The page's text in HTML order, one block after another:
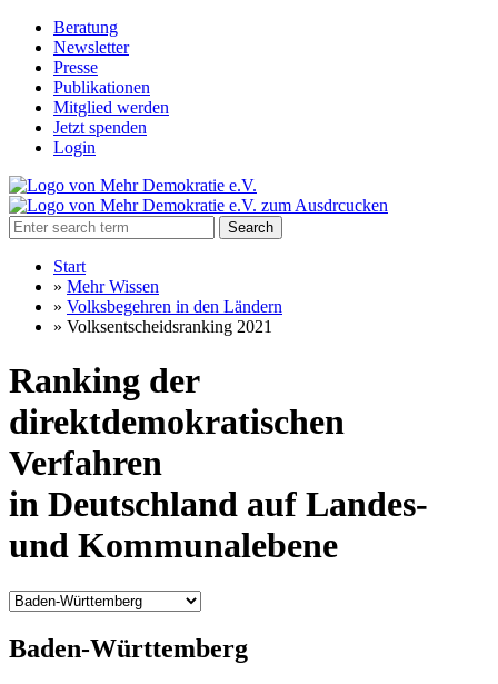
Beratung
Newsletter
Presse
Publikationen
Mitglied werden
Jetzt spenden
Login
Search
Start
» Mehr Wissen
» Volksbegehren in den Ländern
» Volksentscheidsranking 2021
Ranking der
direktdemokratischen
Verfahren
in Deutschland auf Landes-
und Kommunalebene
Baden-Württemberg